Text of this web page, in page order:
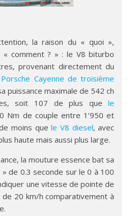
la raison du « quoi »,
« comment ? » : le V8 biturbo
provenant directement du
Porsche Cayenne de troisième
puissance maximale de 542 ch
soit 107 de plus quele
Nm de couple entre 1’950 et
moins quele V8 diesel, avec
haute mais aussi plus large.
la mouture essence bat sa
de 0.3 seconde sur le 0 à 100
une vitesse de pointe de
20 km/h comparativement à